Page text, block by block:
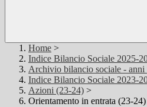
Home >
Indice Bilancio Sociale 2025-
Archivio bilancio sociale - anni
Indice Bilancio Sociale 2023-
Azioni (23-24) >
Orientamento in entrata (23-24)